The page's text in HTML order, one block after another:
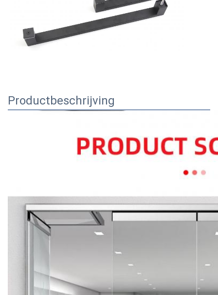
Productbeschrijving